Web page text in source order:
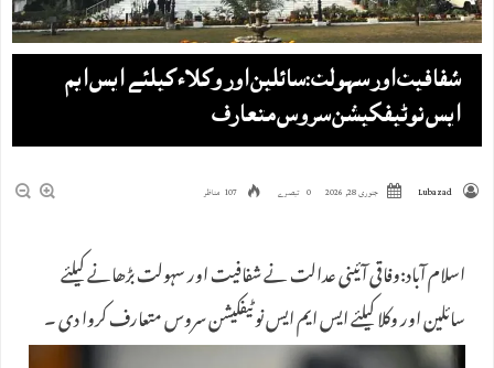
شفافیت اور سہولت:سائلین اور وکلاء کیلئے ایس ایم
ایس نوٹیفکیشن سروس متعارف
Lubazad جنوری 28, 2026 0 تبصرے 107 مناظر
اسلام آباد:وفاقی آئینی عدالت نے شفافیت اور سہولت بڑھانے کیلئے
سائلین اور وکلا کیلئے ایس ایم ایس نوٹیفکیشن سروس متعارف کروا دی ۔